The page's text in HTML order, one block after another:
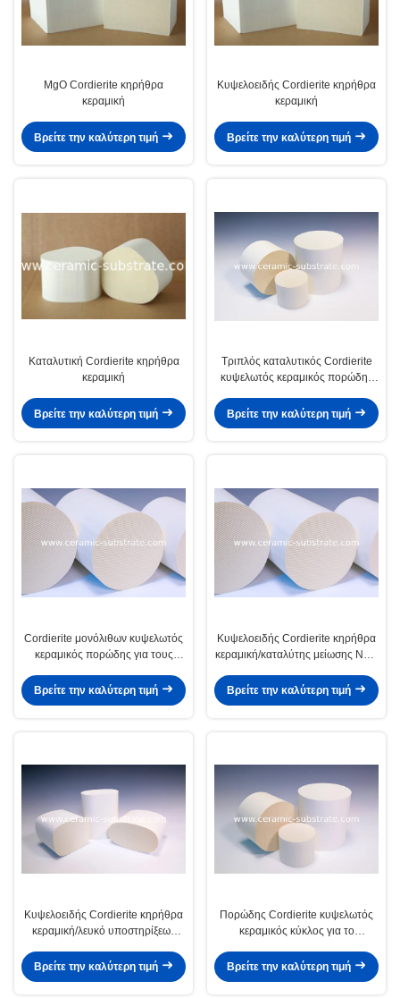
MgO Cordierite κηρήθρα
κεραμική
Βρείτε την καλύτερη τιμή
Κυψελοειδής Cordierite κηρήθρα
κεραμική
Βρείτε την καλύτερη τιμή
Καταλυτική Cordierite κηρήθρα
κεραμική
Βρείτε την καλύτερη τιμή
Τριπλός καταλυτικός Cordierite
κυψελωτός κεραμικός πορώδης
Βρείτε την καλύτερη τιμή
Cordierite μονόλιθων κυψελωτός
κεραμικός πορώδης για τους
Βρείτε την καλύτερη τιμή
Κυψελοειδής Cordierite κηρήθρα
κεραμική/καταλύτης μείωσης NOX
Βρείτε την καλύτερη τιμή
Κυψελοειδής Cordierite κηρήθρα
κεραμική/λευκό υποστηρίξεων
Βρείτε την καλύτερη τιμή
Πορώδης Cordierite κυψελωτός
κεραμικός κύκλος για το
Βρείτε την καλύτερη τιμή